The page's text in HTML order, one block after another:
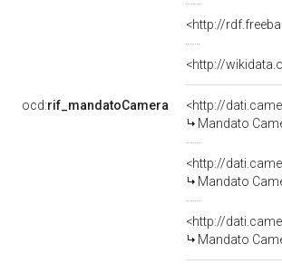
<http://
<http://
ocd:rif_mandatoCamera
<http://
Mandato
<http://
Mandato
<http://
Mandato